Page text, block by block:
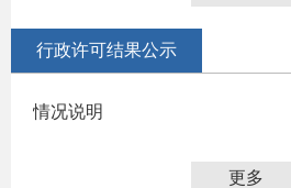
行政许可结果公示
情况说明
更多